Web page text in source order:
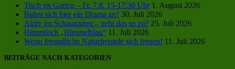
Tisch im Garten – Fr. 7.8. 15-17:30 Uhr 1. August 2026
Bahnt sich hier ein Drama an? 30. Juli 2026
Aktiv im Schaugarten – geht das so zu? 25. Juli 2026
Himmlisch „Himmelblau“ 11. Juli 2026
Wenn freundliche Naturfreunde sich freuen! 11. Juli 2026
BEITRÄGE NACH KATEGORIEN